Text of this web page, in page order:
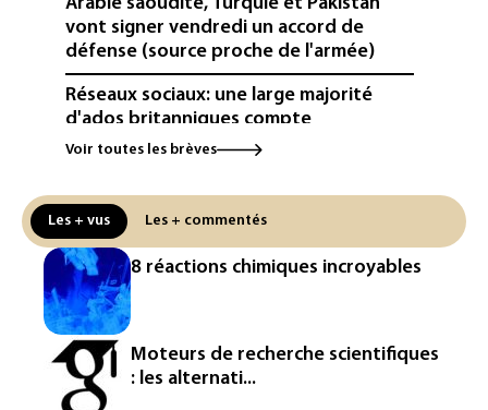
vont signer vendredi un accord de
défense (source proche de l'armée)
Réseaux sociaux: une large majorité
d'ados britanniques compte
contourner le couvre-feu (sondage)
un matériau clé dominé par la Chine
Les Etats-Unis veulent contrôler la
production d'un composant des
semiconducteurs et panneaux solaires
Washington étend le contrôle des
réseaux sociaux des étrangers
demandeurs de visas
Voir toutes les brèves
Les + vus Les + commentés
8 réactions chimiques incroyables
Moteurs de recherche scientifiques
: les alternati...